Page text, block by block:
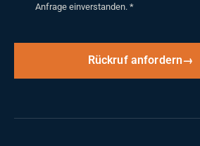
Anfrage einverstanden. *
Rückruf anfordern